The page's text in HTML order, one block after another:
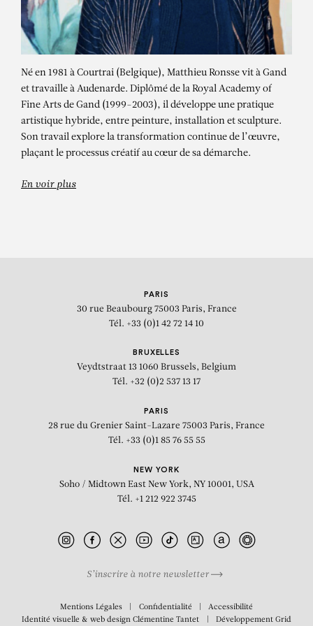
MATTHIEU RONSSE
Né en 1981 à Courtrai (Belgique), Matthieu Ronsse vit à Gand
et travaille à Audenarde. Diplômé de la Royal Academy of
Fine Arts de Gand (1999-2003), il développe une pratique
artistique hybride, entre peinture, installation et sculpture.
Son travail explore la transformation continue de l’œuvre,
plaçant le processus créatif au cœur de sa démarche.
En voir plus
PARIS
30 rue Beaubourg 75003 Paris, France
Tél. +33 (0)1 42 72 14 10
BRUXELLES
Veydtstraat 13 1060 Brussels, Belgium
Tél. +32 (0)2 537 13 17
PARIS
28 rue du Grenier Saint-Lazare 75003 Paris, France
Tél. +33 (0)1 85 76 55 55
NEW YORK
Soho / Midtown East New York, NY 10001, USA
Tél. +1 212 922 3745
S’inscrire à notre newsletter
Mentions Légales Confidentialité
Accessibilité
Identité visuelle & web designClémentine Tantet Développement Grid